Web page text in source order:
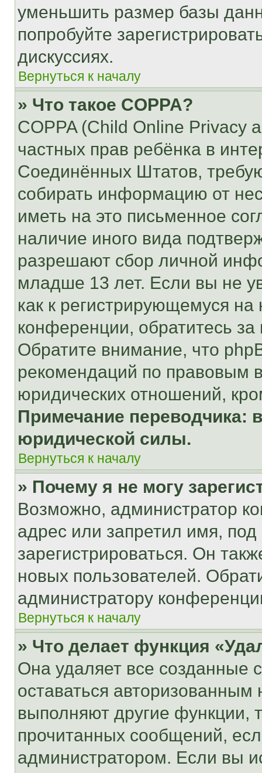
уменьшить размер базы
попробуйте
дискуссиях.
Вернуться к началу
» Что такое COPPA?
COPPA (Child Online Privacy
частных прав ребёнка в
Соединённых Штатов,
собирать информацию от
иметь на это письменное
наличие иного вида
разрешают сбор личной
младше 13 лет. Если вы не
как к регистрирующемуся
конференции, обратитесь
Обратите внимание, что
рекомендаций по правовым
юридических отношений,
Примечание переводчика:
юридической силы.
Вернуться к началу
» Почему я не могу
Возможно, администратор
адрес или запретил имя,
зарегистрироваться. Он
новых пользователей.
администратору
Вернуться к началу
» Что делает функция
Она удаляет все созданные
оставаться
выполняют другие функции,
прочитанных сообщений,
администратором. Если вы